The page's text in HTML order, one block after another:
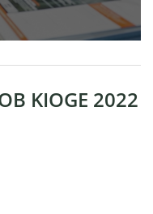
KIOGE 2022